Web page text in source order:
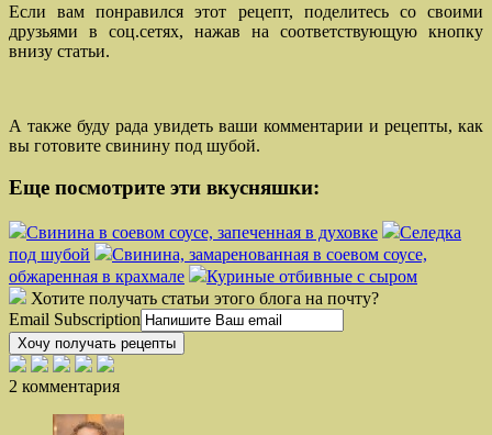
Если вам понравился этот рецепт, поделитесь со своими
друзьями в соц.сетях, нажав на соответствующую кнопку
внизу статьи.
А также буду рада увидеть ваши комментарии и рецепты, как
вы готовите свинину под шубой.
Еще посмотрите эти вкусняшки:
Свинина в соевом соусе, запеченная в духовке
Селедка
под шубой
Свинина, замаренованная в соевом соусе,
обжаренная в крахмале
Куриные отбивные с сыром
Хотите получать статьи этого блога на почту?
Email Subscription
Хочу получать рецепты
2 комментария